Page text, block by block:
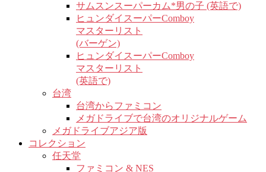
サムスンスーパーカム*男の子 (英語で)
ヒュンダイスーパーComboy
マスターリスト
(バーゲン)
ヒュンダイスーパーComboy
マスターリスト
(英語で)
台湾
台湾からファミコン
メガドライブで台湾のオリジナルゲーム
メガドライブアジア版
コレクション
任天堂
ファミコン & NES